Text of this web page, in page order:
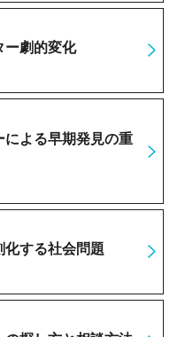
ー劇的変化
による早期発見の重
化する社会問題